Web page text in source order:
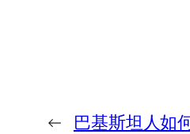
← 巴基斯坦人如